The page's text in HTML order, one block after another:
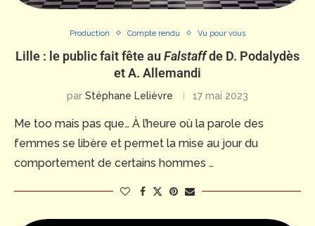
Production Compte rendu Vu pour vous
Lille : le public fait fête au Falstaffde D. Podalydès
et A. Allemandi
par Stéphane Lelièvre 17 mai 2023
Me too mais pas que… À l’heure où la parole des
femmes se libère et permet la mise au jour du
comportement de certains hommes …